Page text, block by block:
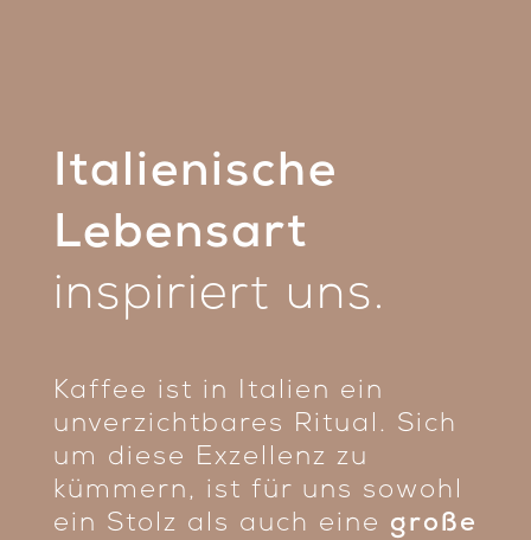
Italienische
Lebensart
inspiriert uns.
Kaffee ist in Italien ein
unverzichtbares Ritual. Sich
um diese Exzellenz zu
kümmern, ist für uns sowohl
ein Stolz als auch eine große